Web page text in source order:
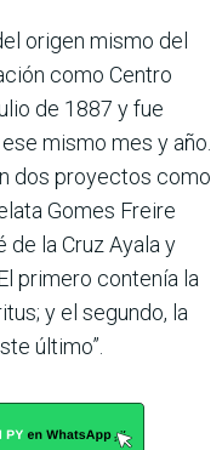
origen mismo del
como Centro
de 1887 y fue
mismo mes y año.
dos proyectos como
Gomes Freire
de la Cruz Ayala y
primero contenía la
y el segundo, la
último”.